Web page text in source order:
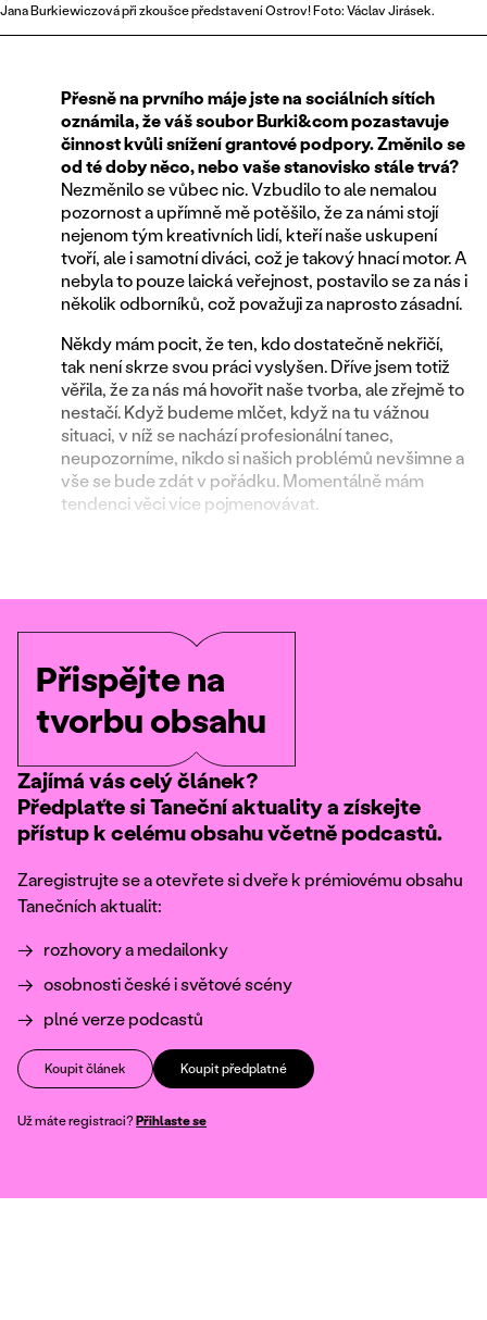
Jana Burkiewiczová při zkoušce představení Ostrov! Foto: Václav Jirásek.
Přesně na prvního máje jste na sociálních sítích
oznámila, že váš soubor Burki&com pozastavuje
činnost kvůli snížení grantové podpory. Změnilo se
od té doby něco, nebo vaše stanovisko stále trvá?
Nezměnilo se vůbec nic. Vzbudilo to ale nemalou
pozornost a upřímně mě potěšilo, že za námi stojí
nejenom tým kreativních lidí, kteří naše uskupení
tvoří, ale i samotní diváci, což je takový hnací motor. A
nebyla to pouze laická veřejnost, postavilo se za nás i
několik odborníků, což považuji za naprosto zásadní.
Někdy mám pocit, že ten, kdo dostatečně nekřičí,
tak není skrze svou práci vyslyšen. Dříve jsem totiž
věřila, že za nás má hovořit naše tvorba, ale zřejmě to
nestačí. Když budeme mlčet, když na tu vážnou
situaci, v níž se nachází profesionální tanec,
neupozorníme, nikdo si našich problémů nevšimne a
vše se bude zdát v pořádku. Momentálně mám
tendenci věci více pojmenovávat.
Přispějte na
tvorbu obsahu
Zajímá vás celý článek?
Předplaťte si Taneční aktuality a získejte
přístup k celému obsahu včetně podcastů.
Zaregistrujte se a otevřete si dveře k prémiovému obsahu
Tanečních aktualit:
rozhovory a medailonky
osobnosti české i světové scény
plné verze podcastů
Koupit článek Koupit předplatné
Už máte registraci?Přihlaste se